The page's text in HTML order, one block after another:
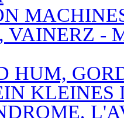
VAINERZ -
HUM,
KLEINES